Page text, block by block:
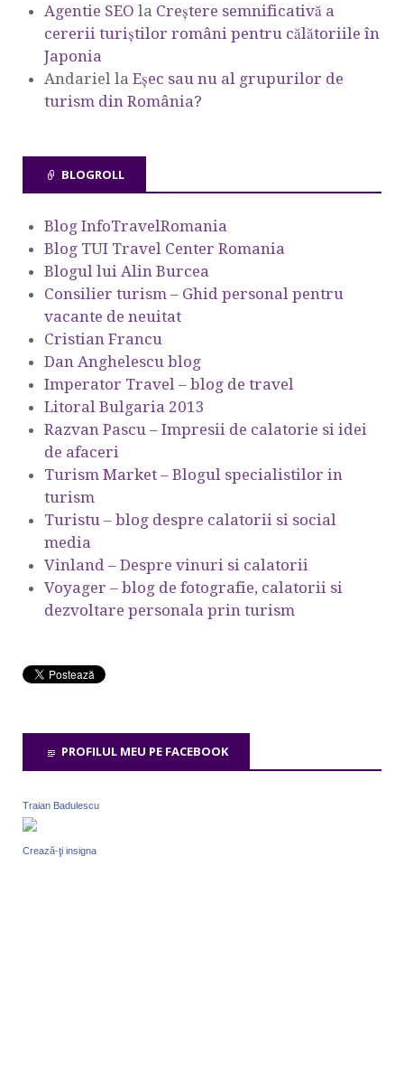
Agentie SEO la Creștere semnificativă a
cererii turiștilor români pentru călătoriile în
Japonia
Andariel la Eşec sau nu al grupurilor de
turism din România?
BLOGROLL
Blog InfoTravelRomania
Blog TUI Travel Center Romania
Blogul lui Alin Burcea
Consilier turism – Ghid personal pentru
vacante de neuitat
Cristian Francu
Dan Anghelescu blog
Imperator Travel – blog de travel
Litoral Bulgaria 2013
Razvan Pascu – Impresii de calatorie si idei
de afaceri
Turism Market – Blogul specialistilor in
turism
Turistu – blog despre calatorii si social
media
Vinland – Despre vinuri si calatorii
Voyager – blog de fotografie, calatorii si
dezvoltare personala prin turism
PROFILUL MEU PE FACEBOOK
Traian Badulescu
Crează-ţi insigna